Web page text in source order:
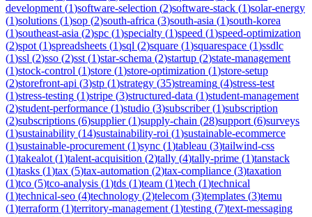
development (1)software-selection (2)software-stack (1)solar-energy
(1)solutions (1)sop (2)south-africa (3)south-asia (1)south-korea
(1)southeast-asia (2)spc (1)specialty (1)speed (1)speed-optimization
(2)spot (1)spreadsheets (1)sql (2)square (1)squarespace (1)ssdlc
(1)ssl (2)sso (2)sst (1)star-schema (2)startup (2)state-management
(1)stock-control (1)store (1)store-optimization (1)store-setup
(2)storefront-api (3)stp (1)strategy (35)streaming (4)stress-test
(1)stress-testing (1)stripe (3)structured-data (1)student-management
(2)student-performance (1)studio (3)subscriber(1)subscription
(2)subscriptions (6)supplier(1)supply-chain (28)support (6)surveys
(1)sustainability (14)sustainability-roi (1)sustainable-ecommerce
(1)sustainable-procurement (1)sync (1)tableau (3)tailwind-css
(1)takealot (1)talent-acquisition (2)tally (4)tally-prime (1)tanstack
(1)tasks (1)tax (5)tax-automation (2)tax-compliance (3)taxation
(1)tco (5)tco-analysis (1)tds (1)team (1)tech (1)technical
(1)technical-seo (4)technology (2)telecom (3)templates (3)temu
(1)terraform (1)territory-management (1)testing (7)text-messaging